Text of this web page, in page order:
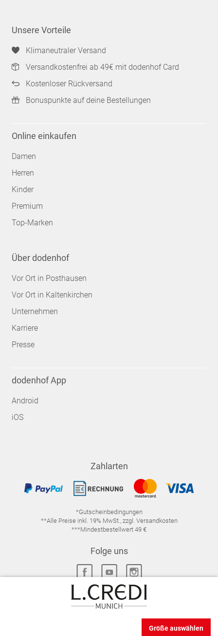
Größe auswählen
Unsere Vorteile
Klimaneutraler Versand
Versandkostenfrei ab 49€ mit dodenhof Card
Kostenloser Rückversand
Bonuspunkte auf deine Bestellungen
Online einkaufen
Damen
Herren
Kinder
Premium
Top-Marken
Über dodenhof
Vor Ort in Posthausen
Vor Ort in Kaltenkirchen
Unternehmen
Karriere
Presse
dodenhof App
Android
iOS
Zahlarten
*Gutscheinbedingungen
**Alle Preise inkl. 19% MwSt., zzgl. Versandkosten
***Mindestbestellwert 49 €
Folge uns